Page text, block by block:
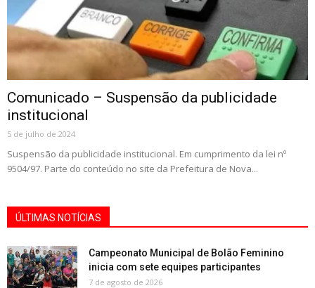
Comunicado – Suspensão da publicidade
institucional
5 de julho de 2024
Suspensão da publicidade institucional. Em cumprimento da lei nº
9504/97. Parte do conteúdo no site da Prefeitura de Nova...
ÚLTIMAS NOTÍCIAS
Campeonato Municipal de Bolão Feminino
inicia com sete equipes participantes
7 de agosto de 2026